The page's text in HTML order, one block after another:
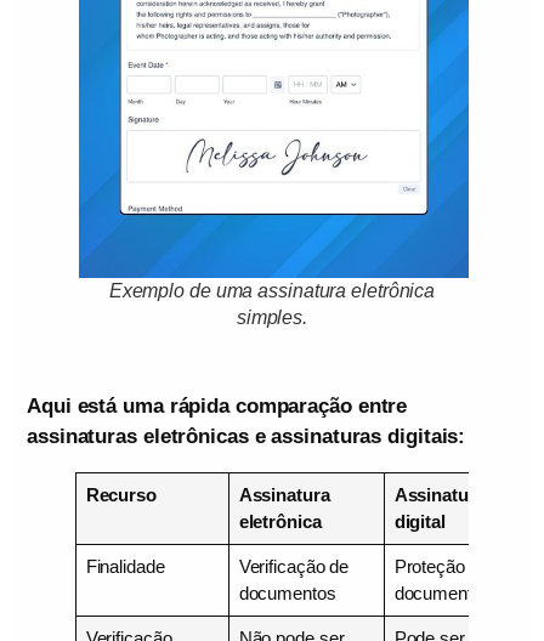
Exemplo de uma assinatura eletrônica
simples.
Aqui está uma rápida comparação entre
assinaturas eletrônicas e assinaturas digitais:
Recurso
Assinatura
eletrônica
Assinatura
digital
Finalidade
Verificação de
documentos
Proteção de
documentos